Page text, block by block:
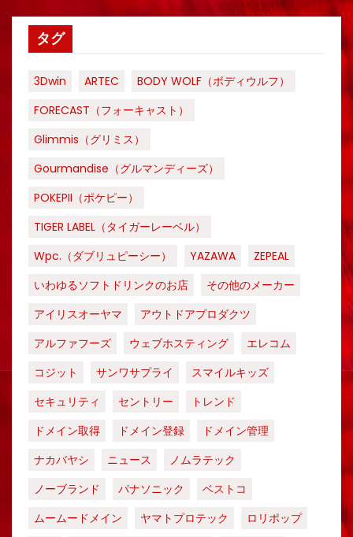
タグ
3Dwin ARTEC
BODY WOLF（ボディウルフ）
FORECAST（フォーキャスト）
Glimmis（グリミス）
Gourmandise（グルマンディーズ）
POKEPII（ポケピー）
TIGER LABEL（タイガーレーベル）
Wpc.（ダブリュピーシー）
YAZAWA
ZEPEAL
いわゆるソフトドリンクのお店
その他のメーカー
アイリスオーヤマ
アウトドアプロダクツ
アルファフーズ
ウェブホスティング
エレコム
コジット
サンワサプライ
スマイルキッズ
セキュリティ
セントリー
トレンド
ドメイン取得
ドメイン登録
ドメイン管理
ナカバヤシ
ニュース
ノムラテック
ノーブランド
パナソニック
ベストコ
ムームードメイン
ヤマトプロテック
ロリポップ